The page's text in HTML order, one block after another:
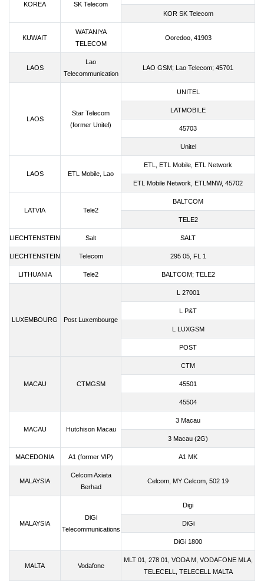
KOREA SK Telecom
KOR SK Telecom
KUWAIT
WATANIYA
TELECOM
Ooredoo, 41903
LAOS
Lao
Telecommunication
LAO GSM; Lao Telecom; 45701
LAOS
Star Telecom
(former Unitel)
UNITEL
LATMOBILE
45703
Unitel
LAOS ETL Mobile, Lao
ETL, ETL Mobile, ETL Network
ETL Mobile Network, ETLMNW, 45702
LATVIA Tele2
BALTCOM
TELE2
LIECHTENSTEIN Salt SALT
LIECHTENSTEIN Telecom 295 05, FL 1
LITHUANIA Tele2 BALTCOM; TELE2
LUXEMBOURG Post Luxembourge
L 27001
L P&T
L LUXGSM
POST
MACAU CTMGSM
CTM
45501
45504
MACAU Hutchison Macau
3 Macau
3 Macau (2G)
MACEDONIA A1 (former VIP) A1 MK
MALAYSIA
Celcom Axiata
Berhad
Celcom, MY Celcom, 502 19
MALAYSIA
DiGi
Telecommunications
Digi
DiGi
DiGi 1800
MALTA Vodafone
MLT 01, 278 01, VODA M, VODAFONE MLA,
TELECELL, TELECELL MALTA